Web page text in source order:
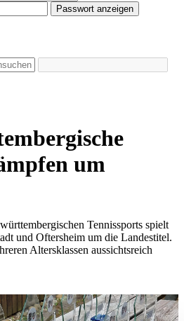
Passwort anzeigen
um
Tennissports spielt
und Oftersheim um die Landestitel.
Altersklassen aussichtsreich